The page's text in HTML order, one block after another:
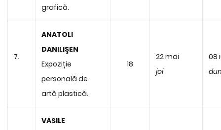
grafică.
7.
ANATOLI
DANILIŞEN
Expoziție
personală de
artă plastică.
18
22 mai
joi
08
VASILE